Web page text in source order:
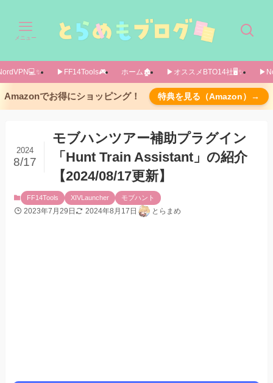
メニュー
▶FF14Tools🎮️ ホーム🏚️ ▶オススメBTO14社🖥️✨️
Amazonでお得にショッピング！ 特典を見る（Amazon）→
モブハンツアー補助プラグイン
「Hunt Train Assistant」の紹介
【2024/08/17更新】
2024
8/17
FF14Tools XIVLauncher モブハント
2023年7月29日 2024年8月17日 とらまめ
導入方法
カスタムプラグインリポジトリを使用します
索する
設定画面（メインの画面）
【2024/08/17追記】細かい設定の画面
Integrationsタブ
あとがき